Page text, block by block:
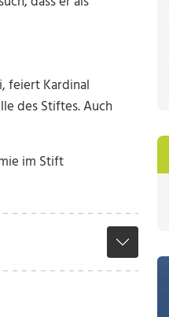
feiert Kardinal
des Stiftes. Auch
im Stift